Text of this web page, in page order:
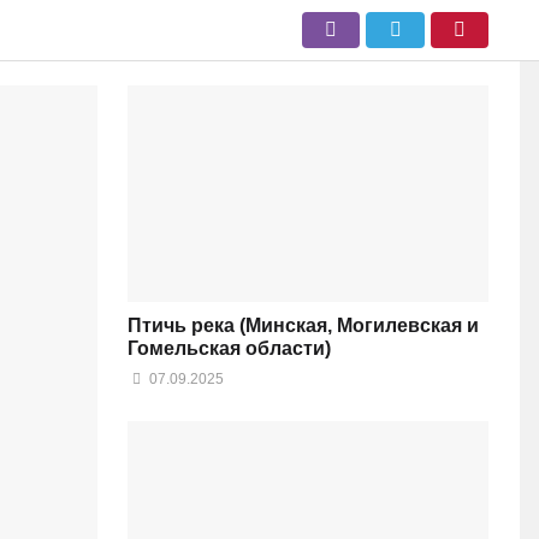
Птичь река (Минская, Могилевская и
Гомельская области)
07.09.2025